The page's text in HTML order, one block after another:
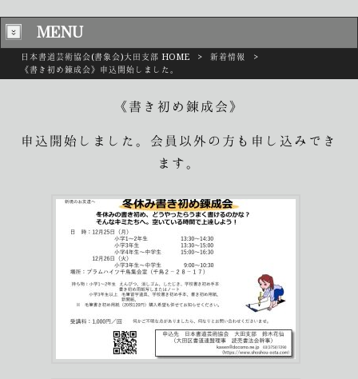
MENU
日本書道芸術協会(書象会)大田支部 HOME > 新着情報
>
《書き初め錬成会》申込開始しました。
《書き初め錬成会》
申込開始しました。会員以外の方も申し込みでき
ます。